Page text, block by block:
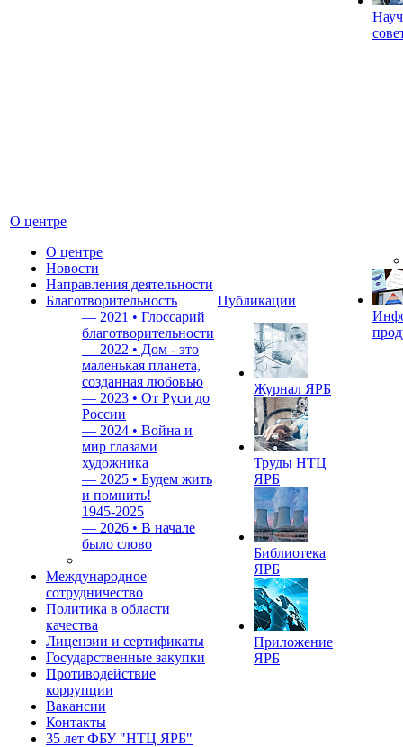
О центре
О центре
Новости
Направления деятельности
Благотворительность
— 2021 • Глоссарий
благотворительности
— 2022 • Дом - это
маленькая планета,
созданная любовью
— 2023 • От Руси до
России
— 2024 • Война и
мир глазами
художника
— 2025 • Будем жить
и помнить!
1945-2025
— 2026 • В начале
было слово
Международное
сотрудничество
Политика в области
качества
Лицензии и сертификаты
Государственные закупки
Противодействие
коррупции
Вакансии
Контакты
35 лет ФБУ "НТЦ ЯРБ"
Публикации
Журнал ЯРБ
Труды НТЦ
ЯРБ
Библиотека
ЯРБ
Приложение
ЯРБ